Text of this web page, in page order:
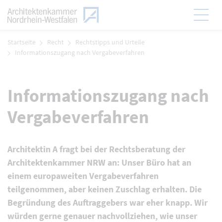
Zum Menü
Startseite Recht
Rechtstipps und Urteile
Informationszugang nach Vergabeverfahren
Informationszugang nach
Vergabeverfahren
Architektin A fragt bei der Rechtsberatung der
Architektenkammer NRW an: Unser Büro hat an
einem europaweiten Vergabeverfahren
teilgenommen, aber keinen Zuschlag erhalten. Die
Begründung des Auftraggebers war eher knapp. Wir
würden gerne genauer nachvollziehen, wie unser